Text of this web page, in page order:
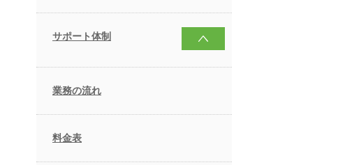
サポート体制
業務の流れ
料金表